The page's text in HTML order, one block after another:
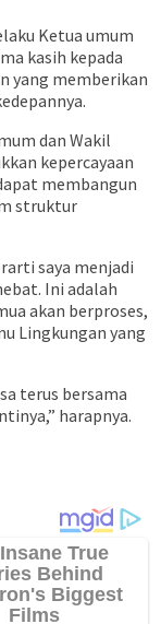
Ketua umum
kasih kepada
yang memberikan
dan Wakil
kepercayaan
membangun
struktur
saya menjadi
Ini adalah
akan berproses,
Lingkungan yang
terus bersama
harapnya.